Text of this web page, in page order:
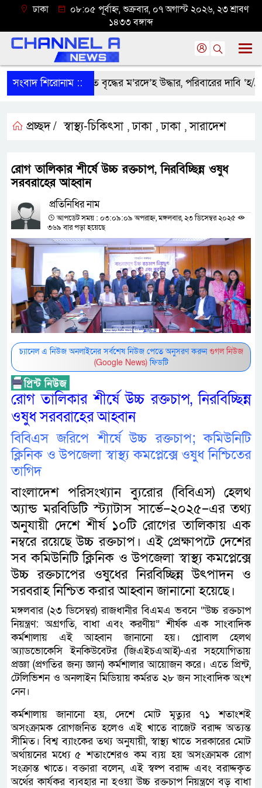
ঢাকা
০৮:০৫ পূর্বাহ্ন, শুক্রবার, ০৭ অগাস্ট ২০২৬, ২৩ শ্রাবণ
১৪৩৩ বঙ্গাব্দ
সংবাদ শিরোনাম ::
শ্রীবরদীতে বৃদ্ধের ম’রদে’হ উদ্ধার, পরিবারের দাবি ‘হ//ত্যা’
প্রচ্ছদ / স্বাস্থ্য-চিকিৎসা ,ঢাকা ,ঢাকা ,সারাদেশ
রোগ তালিকার শীর্ষে উচ্চ রক্তচাপ, নিরবিচ্ছিন্ন ওষুধ
সরবরাহের আহ্বান
প্রতিনিধির নাম
আপডেট সময় : ০৩:০৯:০৯ অপরাহ্ন, মঙ্গলবার, ২৩ ডিসেম্বর ২০২৫
৩৬৯ বার পড়া হয়েছে
চ্যানেল এ নিউজ অনলাইনের সর্বশেষ নিউজ পেতে অনুসরণ করুনগুগল নিউজ
(Google News)ফিডটি
রোগ তালিকার শীর্ষে উচ্চ রক্তচাপ, নিরবিচ্ছিন্ন
ওষুধ সরবরাহের আহ্বান
বিবিএস জরিপে শীর্ষে উচ্চ রক্তচাপ; কমিউনিটি
ক্লিনিক ও উপজেলা স্বাস্থ্য কমপ্লেক্সে ওষুধ নিশ্চিতের
তাগিদ
বাংলাদেশ পরিসংখ্যান ব্যুরোর (বিবিএস) হেলথ
অ্যান্ড মরবিডিটি স্ট্যাটাস সার্ভে–২০২৫–এর তথ্য
অনুযায়ী দেশে শীর্ষ ১০টি রোগের তালিকায় এক
নম্বরে রয়েছে উচ্চ রক্তচাপ। এই প্রেক্ষাপটে দেশের
সব কমিউনিটি ক্লিনিক ও উপজেলা স্বাস্থ্য কমপ্লেক্সে
উচ্চ রক্তচাপের ওষুধের নিরবিচ্ছিন্ন উৎপাদন ও
সরবরাহ নিশ্চিত করার আহ্বান জানানো হয়েছে।
মঙ্গলবার (২৩ ডিসেম্বর) রাজধানীর বিএমএ ভবনে “উচ্চ রক্তচাপ
নিয়ন্ত্রণ: অগ্রগতি, বাধা এবং করণীয়” শীর্ষক এক সাংবাদিক
কর্মশালায় এই আহ্বান জানানো হয়। গ্লোবাল হেলথ
অ্যাডভোকেসি ইনকিউবেটর (জিএইচএআই)-এর সহযোগিতায়
প্রজ্ঞা (প্রগতির জন্য জ্ঞান) কর্মশালার আয়োজন করে। এতে প্রিন্ট,
টেলিভিশন ও অনলাইন মিডিয়ায় কর্মরত ২৮ জন সাংবাদিক অংশ
নেন।
কর্মশালায় জানানো হয়, দেশে মোট মৃত্যুর ৭১ শতাংশই
অসংক্রামক রোগজনিত হলেও এই খাতে বাজেট বরাদ্দ অত্যন্ত
সীমিত। বিশ্ব ব্যাংকের তথ্য অনুযায়ী, স্বাস্থ্য খাতে সরকারের মোট
অর্থায়নের মধ্যে ৫ শতাংশেরও কম ব্যয় হয় অসংক্রামক রোগ
সংক্রান্ত খাতে। বক্তারা বলেন, এই স্বল্প বরাদ্দ এবং বরাদ্দকৃত
অর্থের কার্যকর ব্যবহার না হওয়া উচ্চ রক্তচাপ নিয়ন্ত্রণে বড় বাধা